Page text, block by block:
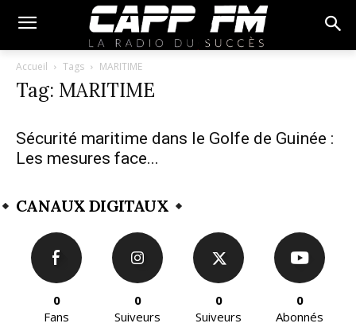
Accueil Tags MARITIME
Tag: MARITIME
Sécurité maritime dans le Golfe de Guinée :
Les mesures face...
CANAUX DIGITAUX
0
Fans
0
Suiveurs
0
Suiveurs
0
Abonnés